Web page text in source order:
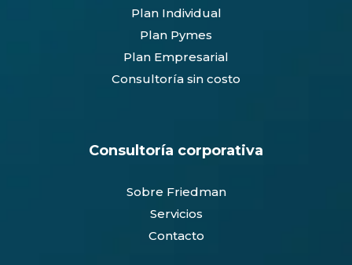
Plan Individual
Plan Pymes
Plan Empresarial
Consultoría sin costo
Consultoría corporativa
Sobre Friedman
Servicios
Contacto